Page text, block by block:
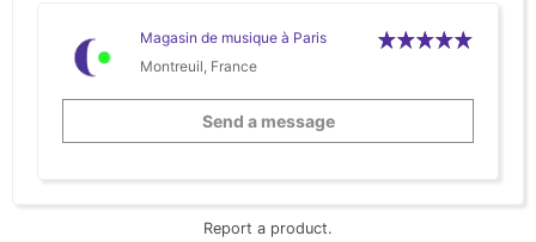
Magasin de musique à Paris
Montreuil, France
Send a message
Report a product.